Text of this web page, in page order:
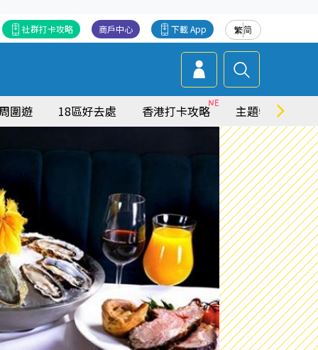
繁简
下載 App
商戶中心
社群打卡攻略
圍遊 18區好去處 香港打卡攻略 主題特集